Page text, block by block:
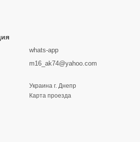
whats-app
m16_ak74@yahoo.com
Украина г. Днепр
Карта проезда